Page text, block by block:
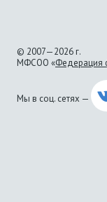
© 2007—2026 г.
МФСОО «Федерация
Мы в соц. сетях —